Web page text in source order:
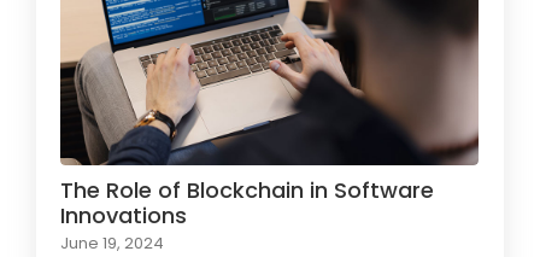
The Role of Blockchain in Software
Innovations
June 19, 2024